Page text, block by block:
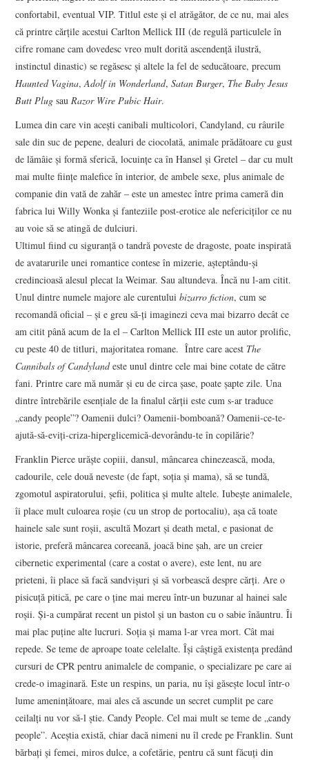
APRILIE 2018
confortabil, eventual VIP. Titlul este şi el atrăgător, de ce nu, mai ales
că printre cărţile acestui Carlton Mellick III (de regulă particulele în
cifre romane cam dovedesc vreo mult dorită ascendenţă ilustră,
instinctul dinastic) se regăsesc şi altele la fel de seducătoare, precum
Haunted Vagina,Adolf in Wonderland,Satan Burger, The Baby Jesus
Butt Plug sauRazor Wire Pubic Hair.
Lumea din care vin aceşti canibali multicolori, Candyland, cu râurile
sale din suc de pepene, dealuri de ciocolată, animale prădătoare cu gust
de lămâie şi formă sferică, locuinţe ca în Hansel şi Gretel – dar cu mult
mai multe fiinţe malefice în interior, de ambele sexe, plus animale de
companie din vată de zahăr – este un amestec între prima cameră din
fabrica lui Willy Wonka şi fanteziile post-erotice ale nefericiţilor ce nu
au voie să se atingă de dulciuri.
Ultimul fiind cu siguranţă o tandră poveste de dragoste, poate inspirată
de avatarurile unei romantice contese în mizerie, aşteptându-şi
credincioasă alesul plecat la Weimar. Sau altundeva. Încă nu l-am citit.
Unul dintre numele majore ale curentuluibizarro fiction, cum se
recomandă oficial – şi e greu să-ţi imaginezi ceva mai bizarro decât ce
am citit până acum de la el – Carlton Mellick III este un autor prolific,
cu peste 40 de titluri, majoritatea romane. Între care acest The
Cannibals of Candylandeste unul dintre cele mai bine cotate de către
fani. Printre care mă număr şi eu de circa şase, poate şapte zile. Una
dintre întrebările esenţiale de la finalul cărţii este cum s-ar traduce
„candy people”? Oamenii dulci? Oamenii-bomboană? Oamenii-ce-te-
ajută-să-eviţi-criza-hiperglicemică-devorându-te în copilărie?
Franklin Pierce urăşte copiii, dansul, mâncarea chinezească, moda,
cadourile, cele două neveste (de fapt, soţia şi mama), să se tundă,
zgomotul aspiratorului, şefii, politica şi multe altele. Iubeşte animalele,
îi place mult culoarea roşie (cu un strop de portocaliu), aşa că toate
hainele sale sunt roşii, ascultă Mozart şi death metal, e pasionat de
istorie, preferă mâncarea coreeană, joacă bine şah, are un creier
cibernetic experimental (care a costat o avere), este lent, nu are
prieteni, îi place să facă sandvişuri şi să vorbească despre cărţi. Are o
pisicuţă pitică, pe care o ţine mai mereu într-un buzunar al hainei sale
roşii. Şi-a cumpărat recent un pistol şi un baston cu o sabie înăuntru. Îi
mai plac puţine alte lucruri. Soţia şi mama l-ar vrea mort. Cât mai
repede. Se teme de aproape toate celelalte. Îşi câştigă existenţa predând
cursuri de CPR pentru animalele de companie, o specializare pe care ai
crede-o imaginară. Este un respins, un paria, nu îşi găseşte locul într-o
lume ameninţătoare, mai ales că ascunde un secret cumplit pe care
ceilalţi nu vor să-l ştie. Candy People. Cel mai mult se teme de „candy
people”. Aceştia există, chiar dacă nimeni nu îl crede pe Franklin. Sunt
bărbaţi şi femei, miros dulce, a cofetărie, pentru că sunt făcuţi din